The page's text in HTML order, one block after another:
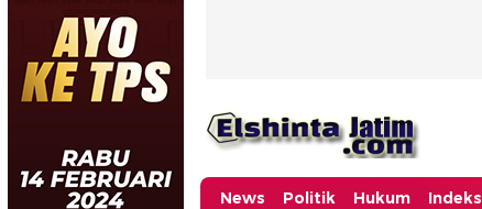
News Politik Hukum Indeks